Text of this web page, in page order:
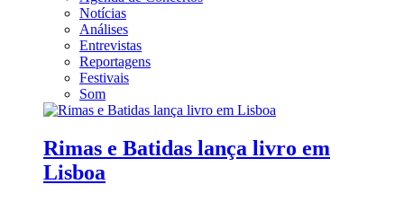
Notícias
Análises
Entrevistas
Reportagens
Festivais
Som
Rimas e Batidas lança livro em
Lisboa